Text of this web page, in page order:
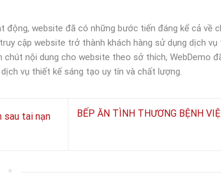
động, website đã có những bước tiến đáng kể cả về
cập website trở thành khách hàng sử dụng dịch vụ
chút nội dung cho website theo sở thích, WebDemo
vụ thiết kế sáng tạo uy tín và chất lượng.
sau tai nạn
BẾP ĂN TÌNH THƯƠNG BỆNH